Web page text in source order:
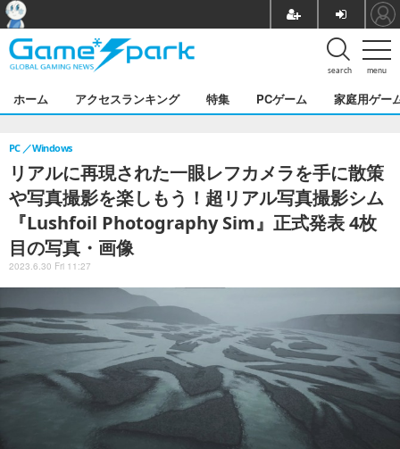
menu
search
ホーム アクセスランキング 特集 PCゲーム 家庭用ゲー
リアルに再現された一眼レフカメラを手に散策
や写真撮影を楽しもう！超リアル写真撮影シム
『Lushfoil Photography Sim』正式発表 4枚
目の写真・画像
PC Windows
2023.6.30 Fri 11:27